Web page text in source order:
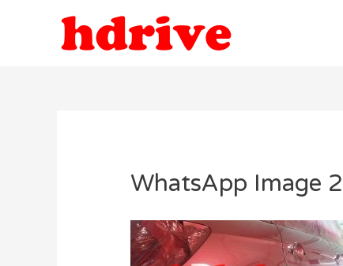
WhatsApp Image